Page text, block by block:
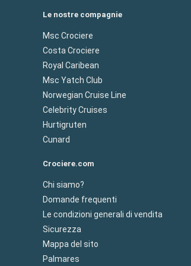
Le nostre compagnie
Msc Crociere
Costa Crociere
Royal Caribean
Msc Yatch Club
Norwegian Cruise Line
Celebrity Cruises
Hurtigruten
Cunard
Crociere.com
Chi siamo?
Domande frequenti
Le condizioni generali di vendita
Sicurezza
Mappa del sito
Palmares